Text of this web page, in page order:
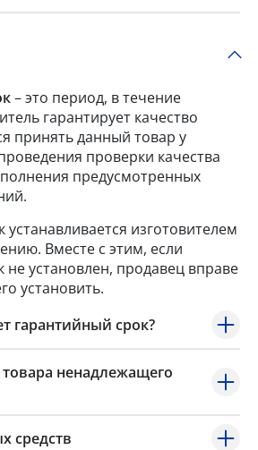
– это период, в течение
гарантирует качество
принять данный товар у
проверки качества
предусмотренных
изготовителем
Вместе с этим, если
не установлен, продавец вправе
установить.
гарантийный срок?
ненадлежащего
средств